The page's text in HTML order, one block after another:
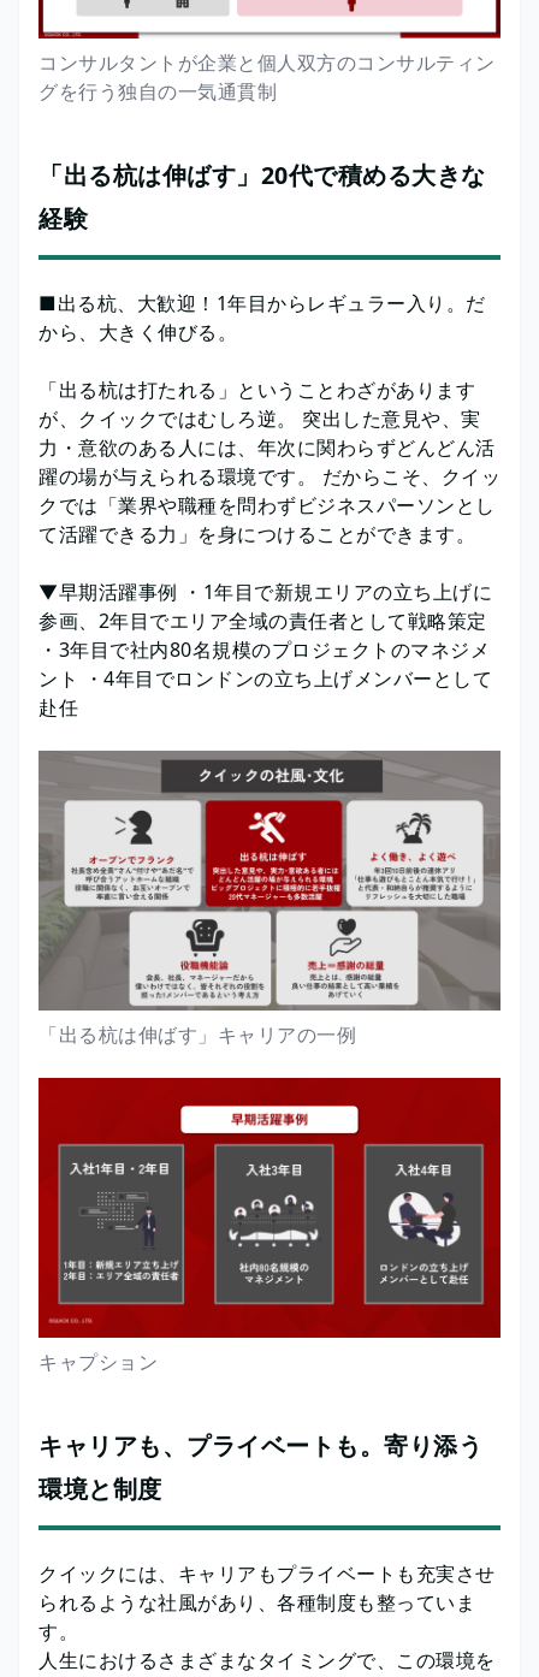
コンサルタントが企業と個人双方のコンサルティン
グを行う独自の一気通貫制
「出る杭は伸ばす」20代で積める大きな
経験
■出る杭、大歓迎！1年目からレギュラー入り。だ
から、大きく伸びる。
「出る杭は打たれる」ということわざがあります
が、クイックではむしろ逆。 突出した意見や、実
力・意欲のある人には、年次に関わらずどんどん活
躍の場が与えられる環境です。 だからこそ、クイッ
クでは「業界や職種を問わずビジネスパーソンとし
て活躍できる力」を身につけることができます。
▼早期活躍事例 ・1年目で新規エリアの立ち上げに
参画、2年目でエリア全域の責任者として戦略策定
・3年目で社内80名規模のプロジェクトのマネジメ
ント ・4年目でロンドンの立ち上げメンバーとして
赴任
「出る杭は伸ばす」キャリアの一例
キャプション
キャリアも、プライベートも。寄り添う
環境と制度
クイックには、キャリアもプライベートも充実させ
られるような社風があり、各種制度も整っていま
す。
人生におけるさまざまなタイミングで、この環境を